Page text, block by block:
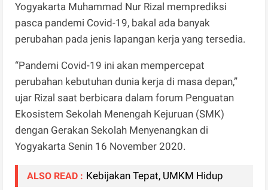
Yogyakarta Muhammad Nur Rizal memprediksi
pasca pandemi Covid-19, bakal ada banyak
perubahan pada jenis lapangan kerja yang tersedia.
“Pandemi Covid-19 ini akan mempercepat
perubahan kebutuhan dunia kerja di masa depan,”
ujar Rizal saat berbicara dalam forum Penguatan
Ekosistem Sekolah Menengah Kejuruan (SMK)
dengan Gerakan Sekolah Menyenangkan di
Yogyakarta Senin 16 November 2020.
ALSO READ : Kebijakan Tepat, UMKM Hidup